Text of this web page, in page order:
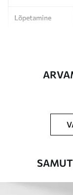
Lõpetamine
Saadaolevad